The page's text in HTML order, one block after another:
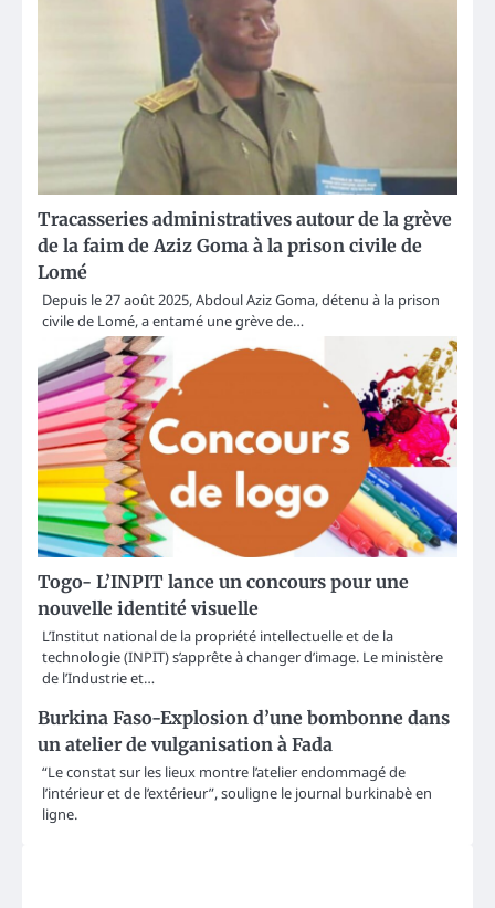
Tracasseries administratives autour de la grève
de la faim de Aziz Goma à la prison civile de
Lomé
Depuis le 27 août 2025, Abdoul Aziz Goma, détenu à la prison
civile de Lomé, a entamé une grève de…
Togo- L’INPIT lance un concours pour une
nouvelle identité visuelle
L’Institut national de la propriété intellectuelle et de la
technologie (INPIT) s’apprête à changer d’image. Le ministère
de l’Industrie et…
Burkina Faso-Explosion d’une bombonne dans
un atelier de vulganisation à Fada
“Le constat sur les lieux montre l’atelier endommagé de
l’intérieur et de l’extérieur”, souligne le journal burkinabè en
ligne.